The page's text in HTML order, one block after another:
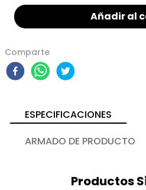
Añadir al
Comparte
ESPECIFICACIONES
ARMADO DE PRODUCTO
Productos